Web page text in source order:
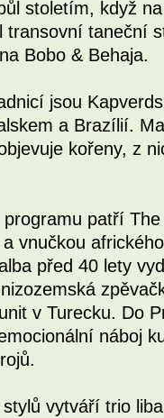
stoletím, když
transovní taneční
Bobo & Behaja.
jsou
a Brazílií.
kořeny, z
patří
vnučkou
před 40 lety
v Turecku. Do
náboj
vytváří trio